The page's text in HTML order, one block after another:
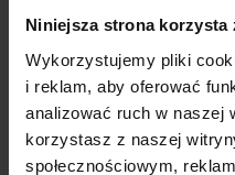
Niniejsza strona korzysta
Wykorzystujemy pliki
i reklam, aby oferować
analizować ruch w naszej
korzystasz z naszej
społecznościowym,
Bagażnik dachowy